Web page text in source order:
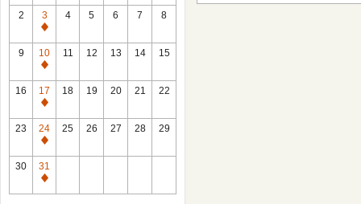
2
3
休
館
日
4 5 6 7 8
9
10
休
館
日
11 12 13 14 15
16
17
休
館
日
18 19 20 21 22
23
24
休
館
日
25 26 27 28 29
30
31
休